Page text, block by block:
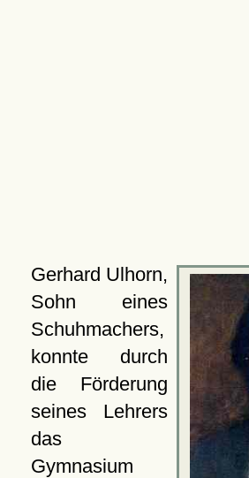
Gerhard Ulhorn,
Sohn eines
Schuhmachers,
konnte durch
die Förderung
seines Lehrers
das
Gymnasium